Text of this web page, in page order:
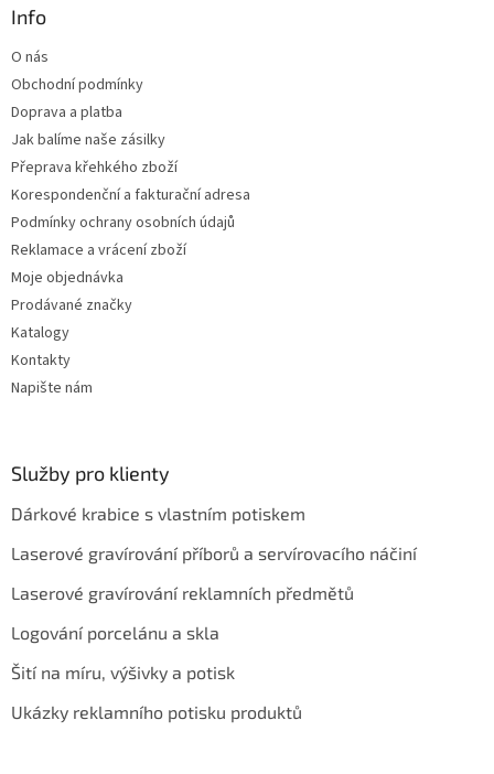
s
Info
O nás
Obchodní podmínky
Doprava a platba
Jak balíme naše zásilky
Přeprava křehkého zboží
Korespondenční a fakturační adresa
Podmínky ochrany osobních údajů
Reklamace a vrácení zboží
Moje objednávka
Prodávané značky
Katalogy
Kontakty
Napište nám
Služby pro klienty
Dárkové krabice s vlastním potiskem
Laserové gravírování příborů a servírovacího náčiní
Laserové gravírování reklamních předmětů
Logování porcelánu a skla
Šití na míru, výšivky a potisk
Ukázky reklamního potisku produktů